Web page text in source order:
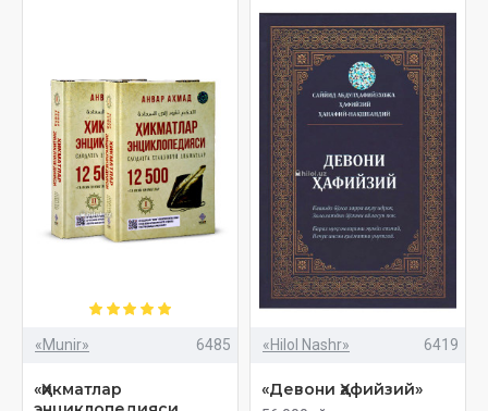
«Munir» 6485
«Ҳикматлар
«Hilol Nashr» 6419
«Девони Ҳафийзий»